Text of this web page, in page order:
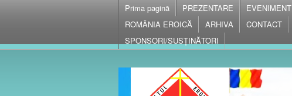
Prima pagină PREZENTARE EVENIMENT
ROMÂNIA EROICĂ
ARHIVA CONTACT
SPONSORI/SUSȚINĂTORI